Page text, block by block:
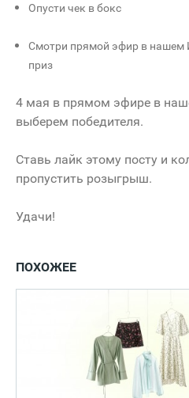
Опусти чек в бокс
Смотри прямой эфир в нашем
приз
4 мая в прямом эфире в
выберем победителя.
Ставь лайк этому посту и
пропустить розыгрыш.
Удачи!
ПОХОЖЕЕ